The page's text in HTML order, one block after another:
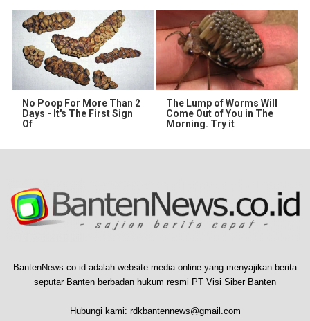
No Poop For More Than 2
Days - It's The First Sign
Of
The Lump of Worms Will
Come Out of You in The
Morning. Try it
BantenNews.co.id adalah website media online yang menyajikan berita
seputar Banten berbadan hukum resmi PT Visi Siber Banten
Hubungi kami: rdkbantennews@gmail.com